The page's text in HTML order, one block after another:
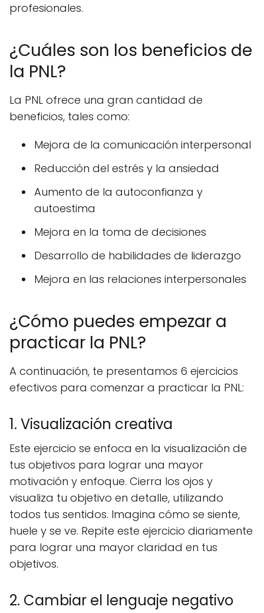
profesionales.
¿Cuáles son los beneficios de
la PNL?
La PNL ofrece una gran cantidad de
beneficios, tales como:
Mejora de la comunicación interpersonal
Reducción del estrés y la ansiedad
Aumento de la autoconfianza y
autoestima
Mejora en la toma de decisiones
Desarrollo de habilidades de liderazgo
Mejora en las relaciones interpersonales
¿Cómo puedes empezar a
practicar la PNL?
A continuación, te presentamos 6 ejercicios
efectivos para comenzar a practicar la PNL:
1. Visualización creativa
Este ejercicio se enfoca en la visualización de
tus objetivos para lograr una mayor
motivación y enfoque. Cierra los ojos y
visualiza tu objetivo en detalle, utilizando
todos tus sentidos. Imagina cómo se siente,
huele y se ve. Repite este ejercicio diariamente
para lograr una mayor claridad en tus
objetivos.
2. Cambiar el lenguaje negativo